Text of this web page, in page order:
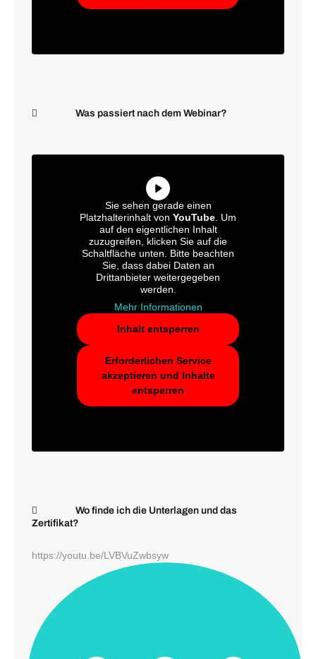
Was passiert nach dem Webinar?
Sie sehen gerade einen
Platzhalterinhalt von YouTube. Um
auf den eigentlichen Inhalt
zuzugreifen, klicken Sie auf die
Schaltfläche unten. Bitte beachten
Sie, dass dabei Daten an
Drittanbieter weitergegeben
werden.
Mehr Informationen
Inhalt entsperren
Erforderlichen Service
akzeptieren und Inhalte
entsperren
Wo finde ich die Unterlagen und das
Zertifikat?
https://youtu.be/LVBVuZwbsyw